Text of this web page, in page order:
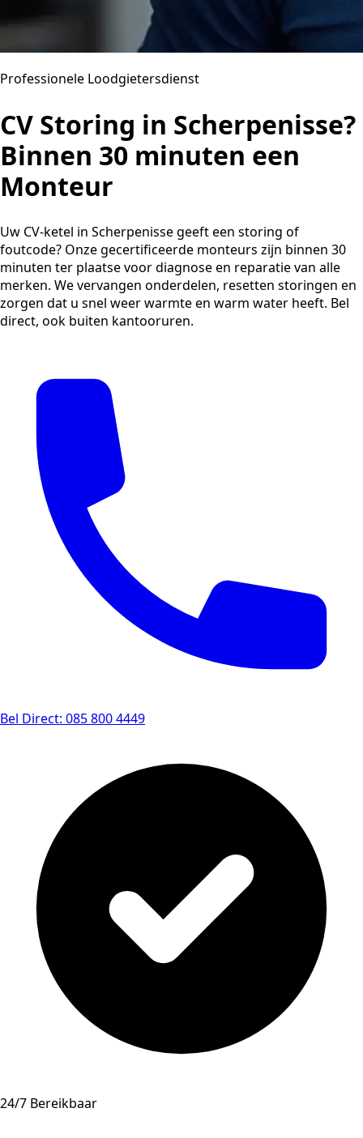
Professionele Loodgietersdienst
CV Storing in Scherpenisse?
Binnen 30 minuten een
Monteur
Uw CV-ketel in Scherpenisse geeft een storing of
foutcode? Onze gecertificeerde monteurs zijn binnen 30
minuten ter plaatse voor diagnose en reparatie van alle
merken. We vervangen onderdelen, resetten storingen en
zorgen dat u snel weer warmte en warm water heeft. Bel
direct, ook buiten kantooruren.
Bel Direct: 085 800 4449
24/7 Bereikbaar